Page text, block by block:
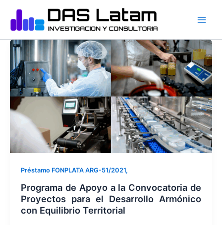
contenido
Préstamo FONPLATA ARG-51/2021,
Programa de Apoyo a la Convocatoria de
Proyectos para el Desarrollo Armónico
con Equilibrio Territorial